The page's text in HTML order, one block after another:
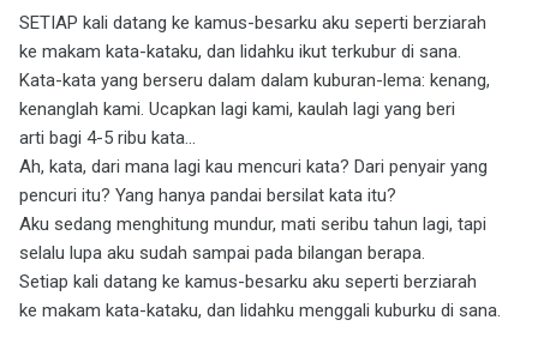
SETIAP kali datang ke kamus-besarku aku seperti berziarah
ke makam kata-kataku, dan lidahku ikut terkubur di sana.
Kata-kata yang berseru dalam dalam kuburan-lema: kenang,
kenanglah kami. Ucapkan lagi kami, kaulah lagi yang beri
arti bagi 4-5 ribu kata…
Ah, kata, dari mana lagi kau mencuri kata? Dari penyair yang
pencuri itu? Yang hanya pandai bersilat kata itu?
Aku sedang menghitung mundur, mati seribu tahun lagi, tapi
selalu lupa aku sudah sampai pada bilangan berapa.
Setiap kali datang ke kamus-besarku aku seperti berziarah
ke makam kata-kataku, dan lidahku menggali kuburku di sana.